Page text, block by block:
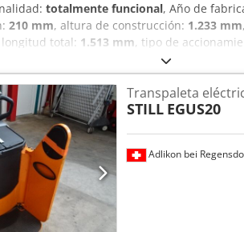
totalmente funcional, Año de
210 mm, altura de construcción: 1.233 mm
longitud total: 1.513 mm, tipo de
, Transpaleta manual Ancho de horquillas:
Equipo nuevo Estado técnico:
la unidad hidráulica, en acero
marcas, sobre llantas de plástico,
poliuretano con núcleo de poliamida.
Todos los ejes y pernos montados
Adlikon bei
Transpaleta
STILL EGUS20